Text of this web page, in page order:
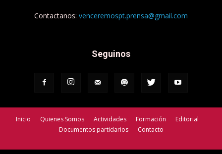
Contactanos: venceremospt.prensa@gmail.com
Seguinos
Inicio Quienes Somos Actividades Formación
Editorial
Documentos partidarios
Contacto